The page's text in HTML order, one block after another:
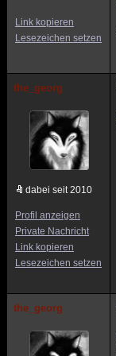
Link kopieren
Lesezeichen setzen
the_georg
dabei seit 2010
Profil anzeigen
Private Nachricht
Link kopieren
Lesezeichen setzen
the_georg